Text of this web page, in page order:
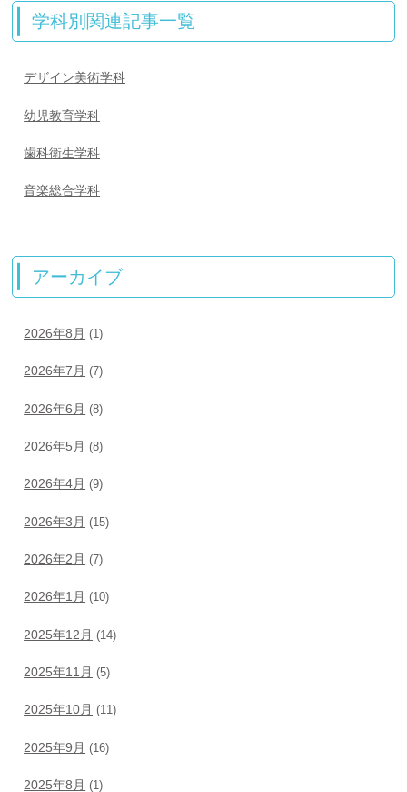
学科別関連記事一覧
デザイン美術学科
幼児教育学科
歯科衛生学科
音楽総合学科
アーカイブ
2026年8月 (1)
2026年7月 (7)
2026年6月 (8)
2026年5月 (8)
2026年4月 (9)
2026年3月 (15)
2026年2月 (7)
2026年1月 (10)
2025年12月 (14)
2025年11月 (5)
2025年10月 (11)
2025年9月 (16)
2025年8月 (1)